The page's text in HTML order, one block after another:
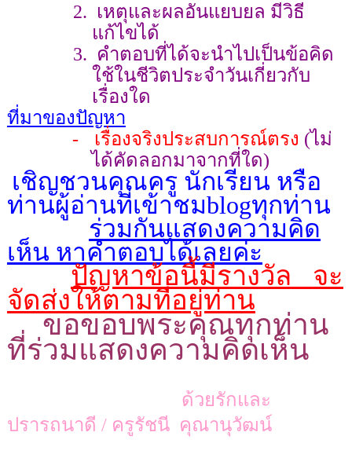
2. เหตุและผลอันแยบยล มีวิธี
แก้ไขได้
3. คำตอบที่ได้จะนำไปเป็นข้อคิด
ใช้ในชีวิตประจำวันเกี่ยวกับ
เรื่องใด
ที่มาของปัญหา
-
เรื่องจริงประสบการณ์ตรง (ไม่
ได้คัดลอกมาจากที่ใด)
เชิญชวนคุณครู นักเรียน หรือ
ท่านผู้อ่านที่เข้าชมblogทุกท่าน
ร่วมกันแสดงความคิด
เห็น หาคำตอบได้เลยค่ะ
ปัญหาข้อนี้มีรางวัล
จะ
จัดส่งให้ตามที่อยู่ท่าน
ขอขอบพระคุณทุกท่าน
ที่ร่วมแสดงความคิดเห็น
ด้วยรักและ
ปรารถนาดี / ครูรัชนี คุณานุวัฒน์